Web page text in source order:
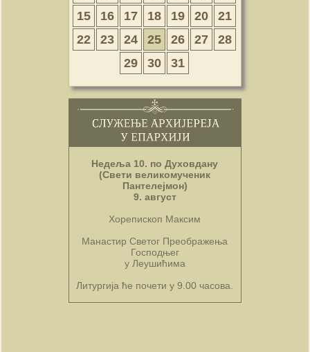
15
16 17 18 19 20
21
22
23 24 25 26 27
28
29
30 31
Недеља 10. по Духовдану
(Свети великомученик
Пантелејмон)
9. август
Хорепископ Максим
Манастир Светог Преображења
Господњег
у Леушићима
Литургија ће почети у 9.00 часова.